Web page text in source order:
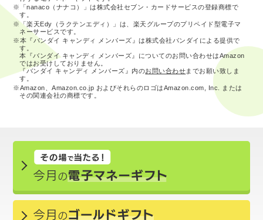
※「nanaco（ナナコ）」は株式会社セブン・カードサービスの登録商標で
す。
※「楽天Edy（ラクテンエディ）」は、楽天グループのプリペイド型電子マ
ネーサービスです。
※本『バンダイ キャンディ メンバーズ』は株式会社バンダイによる提供で
す。
本『バンダイ キャンディ メンバーズ』についてのお問い合わせはAmazon
ではお受けしておりません。
『バンダイ キャンディ メンバーズ』内のお問い合わせまでお願い致しま
す。
※Amazon、Amazon.co.jp およびそれらのロゴはAmazon.com, Inc. または
その関連会社の商標です。